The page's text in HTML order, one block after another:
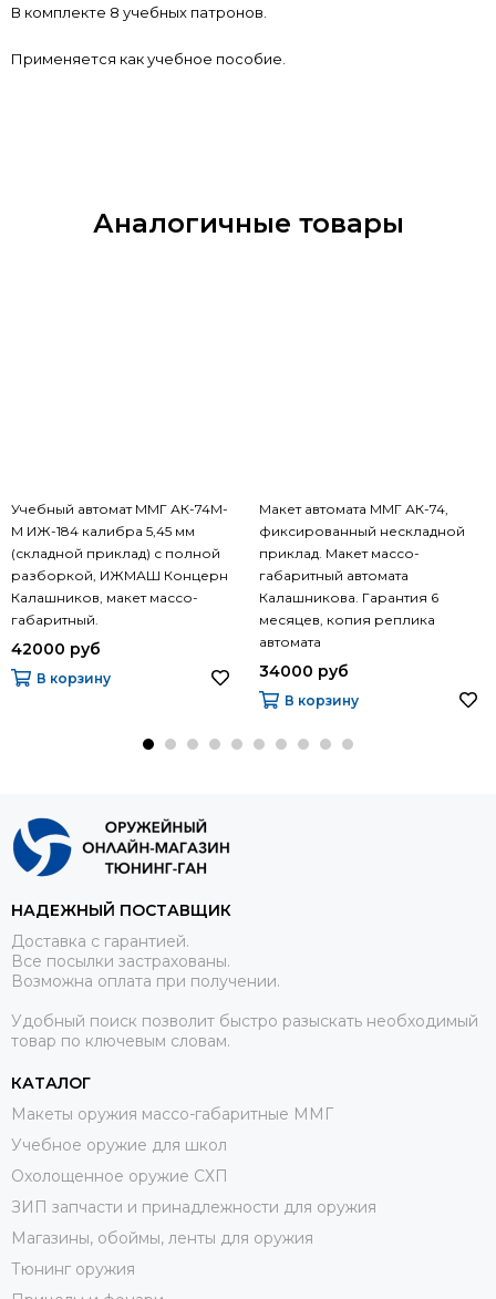
В комплекте 8 учебных патронов.
Применяется как учебное пособие.
Аналогичные товары
Учебный автомат ММГ АК-74М-
М ИЖ-184 калибра 5,45 мм
(складной приклад) с полной
разборкой, ИЖМАШ Концерн
Калашников, макет массо-
габаритный.
42000 руб
В корзину
Макет автомата ММГ АК-74,
фиксированный нескладной
приклад. Макет массо-
габаритный автомата
Калашникова. Гарантия 6
месяцев, копия реплика
автомата
34000 руб
В корзину
НАДЕЖНЫЙ ПОСТАВЩИК
Доставка с гарантией.
Все посылки застрахованы.
Возможна оплата при получении.
Удобный поиск позволит быстро разыскать необходимый
товар по ключевым словам.
КАТАЛОГ
Макеты оружия массо-габаритные ММГ
Учебное оружие для школ
Охолощенное оружие СХП
ЗИП запчасти и принадлежности для оружия
Магазины, обоймы, ленты для оружия
Тюнинг оружия